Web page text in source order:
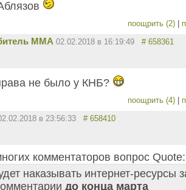
поощрить (2)
ММА 02.02.2018 в 16:19:49 # 658361
не было у КНБ?
поощрить (4)
в 23:56:33 # 658410
комментаторов вопрос Quote:
наказывать интернет-ресурсы
до конца марта